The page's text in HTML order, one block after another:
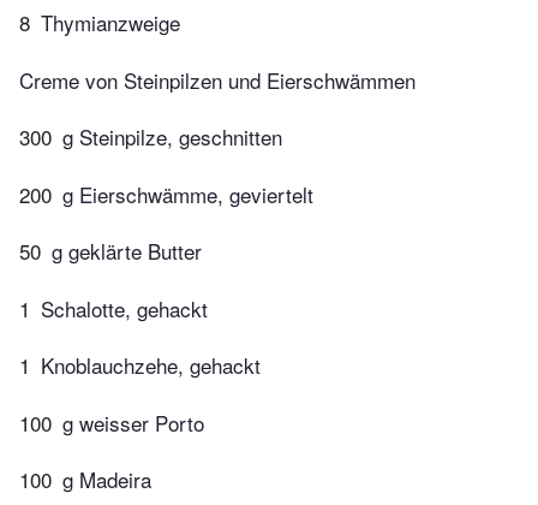
8 Thymianzweige
Creme von Steinpilzen und Eierschwämmen
300 g Steinpilze, geschnitten
200 g Eierschwämme, geviertelt
50 g geklärte Butter
1 Schalotte, gehackt
1 Knoblauchzehe, gehackt
100 g weisser Porto
100 g Madeira